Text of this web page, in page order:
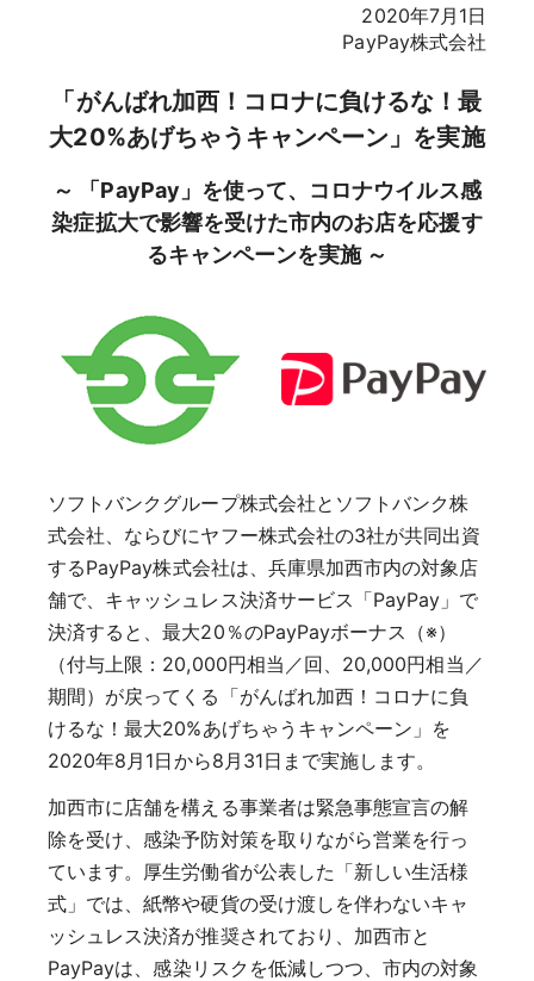
2020年7月1日
PayPay株式会社
「がんばれ加西！コロナに負けるな！最
大20%あげちゃうキャンペーン」を実施
～ 「PayPay」を使って、コロナウイルス感
染症拡大で影響を受けた市内のお店を応援す
るキャンペーンを実施 ～
ソフトバンクグループ株式会社とソフトバンク株
式会社、ならびにヤフー株式会社の3社が共同出資
するPayPay株式会社は、兵庫県加西市内の対象店
舗で、キャッシュレス決済サービス「PayPay」で
決済すると、最大20％のPayPayボーナス（※）
（付与上限：20,000円相当／回、20,000円相当／
期間）が戻ってくる「がんばれ加西！コロナに負
けるな！最大20%あげちゃうキャンペーン」を
2020年8月1日から8月31日まで実施します。
加西市に店舗を構える事業者は緊急事態宣言の解
除を受け、感染予防対策を取りながら営業を行っ
ています。厚生労働省が公表した「新しい生活様
式」では、紙幣や硬貨の受け渡しを伴わないキャ
ッシュレス決済が推奨されており、加西市と
PayPayは、感染リスクを低減しつつ、市内の対象